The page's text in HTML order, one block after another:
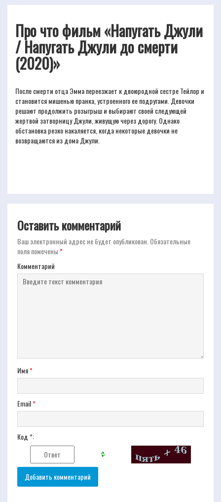
Про что фильм «Напугать Джули
/ Напугать Джули до смерти
(2020)»
После смерти отца Эмма переезжает к двоюродной сестре Тейлор и
становится мишенью пранка, устроенного ее подругами. Девочки
решают продолжить розыгрыш и выбирают своей следующей
жертвой затворницу Джули, живущую через дорогу. Однако
обстановка резко накаляется, когда некоторые девочки не
возвращаются из дома Джули.
Оставить комментарий
Ваш электронный адрес не будет опубликован. Обязательные
поля помечены*
Комментарий
Имя*
Email*
Код *: